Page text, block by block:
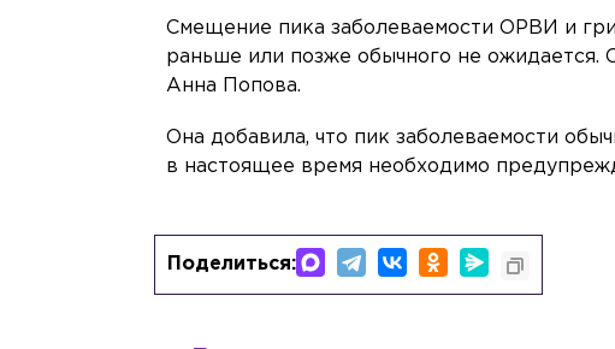
Смещение пика заболеваемости ОРВИ и
раньше или позже обычного не ожидается.
Анна Попова.
Она добавила, что пик заболеваемости
в настоящее время необходимо
Поделиться: